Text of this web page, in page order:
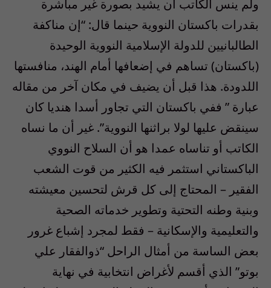
ولم ينس الكاتب أن يشيد بصورة غير مباشرة
بقدرات باكستان النووية حينما قال: “إن مناكفة
الطالبانيين للدولة الإسلامية النووية الوحيدة
(باكستان) تساهم في إضعافها أمام الهند، منافستها
اللدودة. هذا قبل أن يضيف في مكان آخر من مقاله
عبارة ” ففي باكستان التي تجاور أسدا هنديا كان
سينقض عليها لولا براثنها النووية”. غير أن ما نساه
الكاتب أو تناساه عمدا هو أن السلاح النووي
الباكستاني استثمر فيه الكثير من قوت الشعب
الفقير – المحتاج إلى كل قرش لتحسين معيشته
وبنية وطنه التحتية وتطوير خدماته الصحية
والتعليمية والإسكانية – فقط لمجرد إشباع غرور
بعض الساسة من أمثال الراحل “ذوالفقار علي
بوتو” الذي أقسم لأغراض انتخابية في نهاية